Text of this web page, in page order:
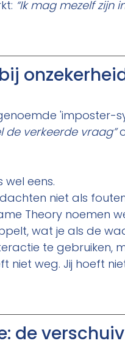
“Ik mag mezelf zijn
'imposter-
de verkeerde vraag”
eens.
niet als
Theory noemen
wat je als de
te gebruiken,
niet weg. Jij hoeft
de